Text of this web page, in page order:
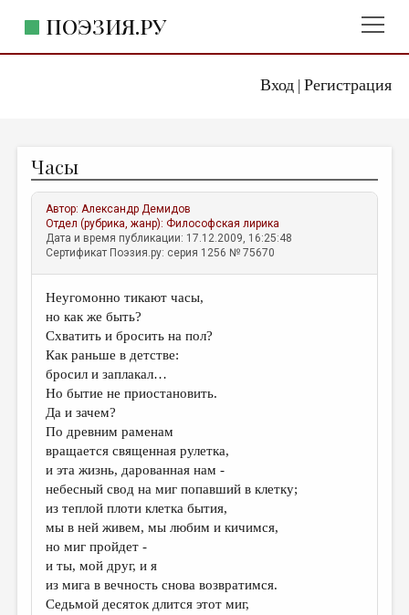
Вход| Регистрация
ПОЭЗИЯ.РУ
ЖАНРЫ
АВТОРЫ
КОММЕНТАРИИ
ЛИТСАЛОН
НОВОСТИ
ПРАВИЛА САЙТА
ОТДЕЛЫ И РУБРИКИ
ИЗБРАННОЕ
ДАЙДЖЕСТ
ПРОИЗВЕДЕНИЯ
ПЕРЕВОДЫ
КОНКУРСЫ
ДЕТСКАЯ КОМНАТА
КНИЖНАЯ ПОЛКА
Часы
Автор:Александр Демидов
Отдел (рубрика, жанр):Философская лирика
Дата и время публикации: 17.12.2009, 16:25:48
Сертификат Поэзия.ру: серия 1256 № 75670
Неугомонно тикают часы,
но как же быть?
Схватить и бросить на пол?
Как раньше в детстве:
бросил и заплакал…
Но бытие не приостановить.
Да и зачем?
По древним раменам
вращается священная рулетка,
и эта жизнь, дарованная нам -
небесный свод на миг попавший в клетку;
из теплой плоти клетка бытия,
мы в ней живем, мы любим и кичимся,
но миг пройдет -
и ты, мой друг, и я
из мига в вечность снова возвратимся.
Седьмой десяток длится этот миг,